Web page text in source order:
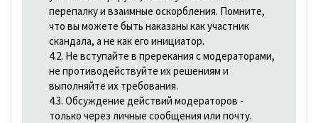
перепалку и взаимные оскорбления. Помните,
что вы можете быть наказаны как участник
скандала, а не как его инициатор.
4.2. Не вступайте в пререкания с модераторами,
не противодействуйте их решениям и
выполняйте их требования.
4.3. Обсуждение действий модераторов -
только через личные сообщения или почту.